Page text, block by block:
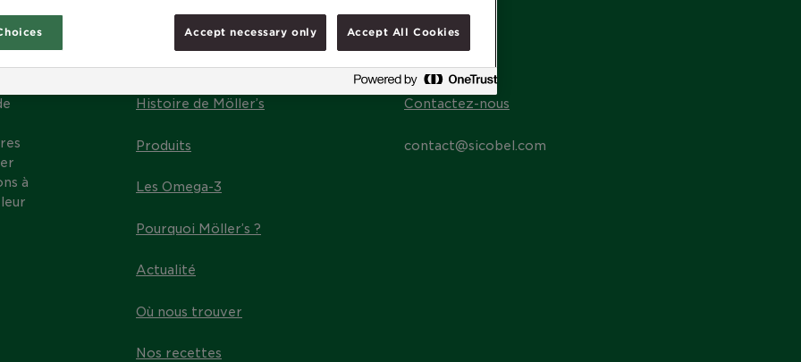
à
MENU
Histoire de Möller’s
Produits
Les Omega-3
Pourquoi Möller’s ?
Actualité
Où nous trouver
Nos recettes
CONTACT
Contactez-nous
contact@sicobel.com
Accept necessary only Accept All Cookies